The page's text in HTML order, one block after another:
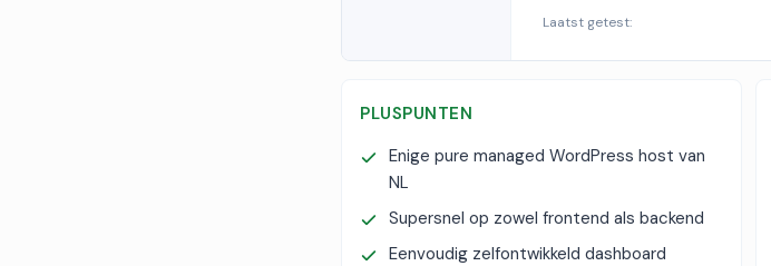
Laatst getest:
PLUSPUNTEN
Enige pure managed WordPress host van
NL
Supersnel op zowel frontend als backend
Eenvoudig zelfontwikkeld dashboard